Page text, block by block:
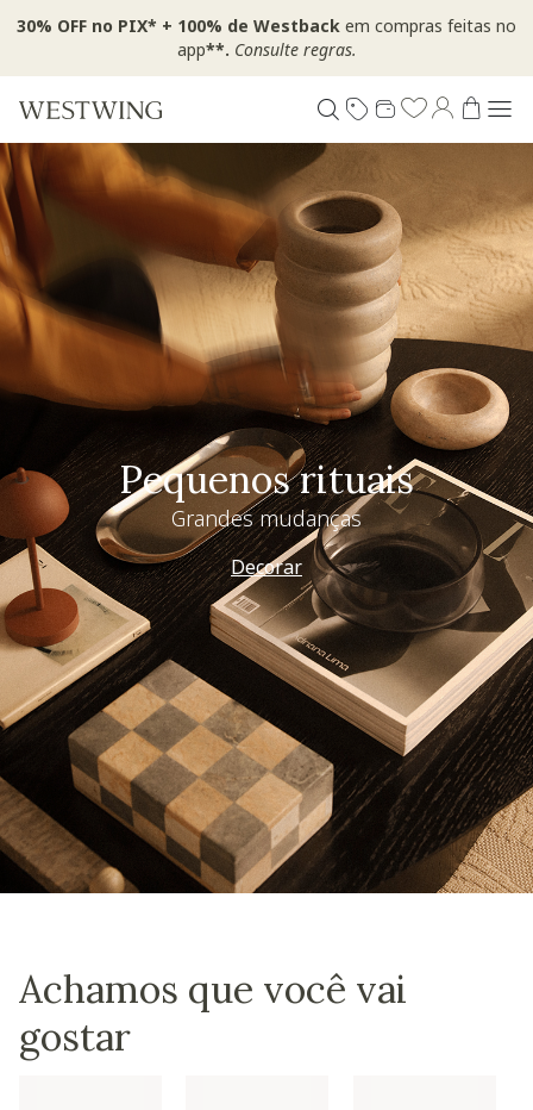
30% OFF no PIX* + 100% de Westback em compras feitas no
app**. Consulte regras.
Especial Dia dos Pais
Westwing + @_nathaliacandelaria
Vem ver
Achamos que você vai
gostar